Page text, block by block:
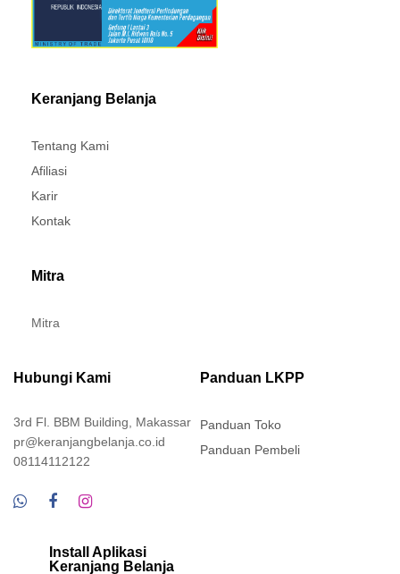
Keranjang Belanja
Tentang Kami
Afiliasi
Karir
Kontak
Mitra
Mitra
Hubungi Kami
3rd Fl. BBM Building, Makassar
pr@keranjangbelanja.co.id
08114112122
Panduan LKPP
Panduan Toko
Panduan Pembeli
Install Aplikasi
Keranjang Belanja